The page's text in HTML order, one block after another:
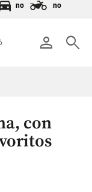
no no
person search
con